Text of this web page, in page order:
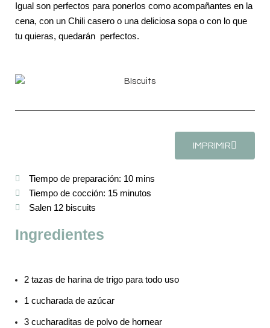
Igual son perfectos para ponerlos como acompañantes en la
cena, con un Chili casero o una deliciosa sopa o con lo que
tu quieras, quedarán perfectos.
IMPRIMIR
Tiempo de preparación: 10 mins
Tiempo de cocción: 15 minutos
Salen 12 biscuits
Ingredientes
2 tazas de harina de trigo para todo uso
1 cucharada de azúcar
3 cucharaditas de polvo de hornear